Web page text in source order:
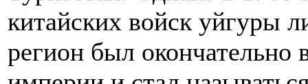
китайских войск уйгуры
регион был окончательно